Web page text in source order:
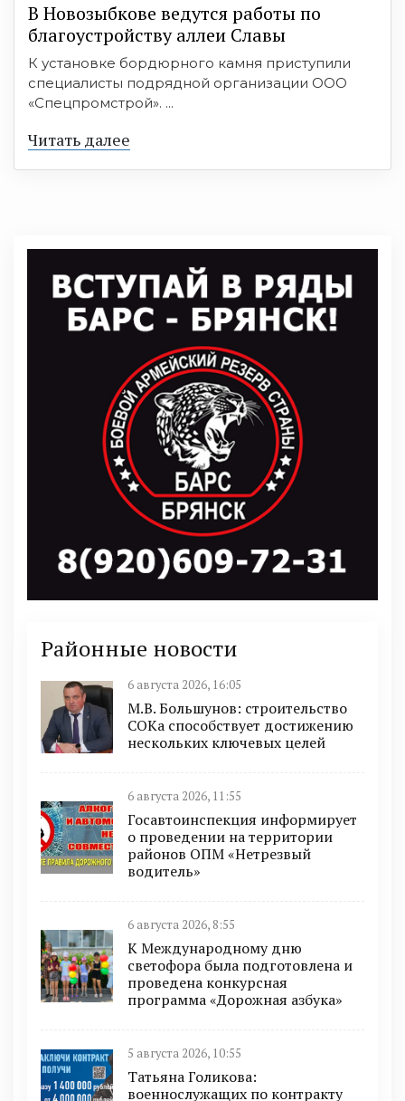
В Новозыбкове ведутся работы по
благоустройству аллеи Славы
К установке бордюрного камня приступили
специалисты подрядной организации ООО
«Спецпромстрой». ...
Читать далее
Районные новости
6 августа 2026, 16:05
М.В. Большунов: строительство
СОКа способствует достижению
нескольких ключевых целей
6 августа 2026, 11:55
Госавтоинспекция информирует
о проведении на территории
районов ОПМ «Нетрезвый
водитель»
6 августа 2026, 8:55
К Международному дню
светофора была подготовлена и
проведена конкурсная
программа «Дорожная азбука»
5 августа 2026, 10:55
Татьяна Голикова:
военнослужащих по контракту